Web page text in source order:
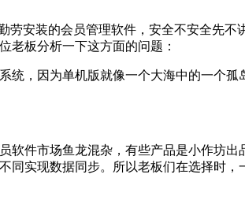
安装的会员管理软件，安全不安全先不
老板分析一下这方面的问题：
统，因为单机版就像一个大海中的一个
软件市场鱼龙混杂，有些产品是小作坊
实现数据同步。所以老板们在选择时，